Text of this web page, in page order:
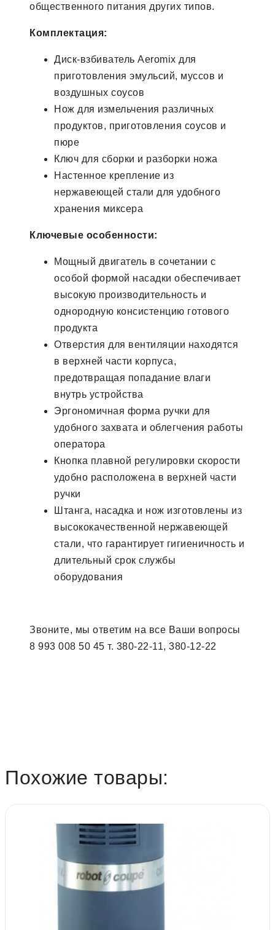
общественного питания других типов.
Комплектация:
Диск-взбиватель Aeromix для
приготовления эмульсий, муссов и
воздушных соусов
Нож для измельчения различных
продуктов, приготовления соусов и
пюре
Ключ для сборки и разборки ножа
Настенное крепление из
нержавеющей стали для удобного
хранения миксера
Ключевые особенности:
Мощный двигатель в сочетании с
особой формой насадки обеспечивает
высокую производительность и
однородную консистенцию готового
продукта
Отверстия для вентиляции находятся
в верхней части корпуса,
предотвращая попадание влаги
внутрь устройства
Эргономичная форма ручки для
удобного захвата и облегчения работы
оператора
Кнопка плавной регулировки скорости
удобно расположена в верхней части
ручки
Штанга, насадка и нож изготовлены из
высококачественной нержавеющей
стали, что гарантирует гигиеничность и
длительный срок службы
оборудования
Звоните, мы ответим на все Ваши вопросы
8 993 008 50 45 т. 380-22-11, 380-12-22
Похожие товары: